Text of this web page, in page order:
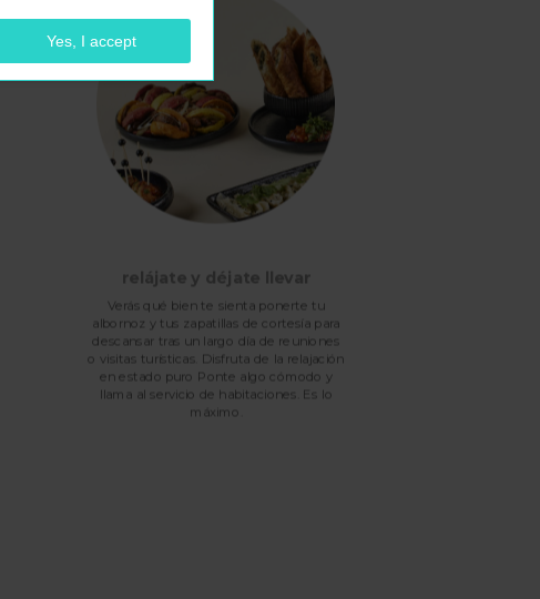
relájate y déjate llevar
Verás qué bien te sienta ponerte tu
albornoz y tus zapatillas de cortesía para
descansar tras un largo día de reuniones
o visitas turísticas. Disfruta de la relajación
en estado puro Ponte algo cómodo y
llama al servicio de habitaciones. Es lo
máximo.
Yes, I accept